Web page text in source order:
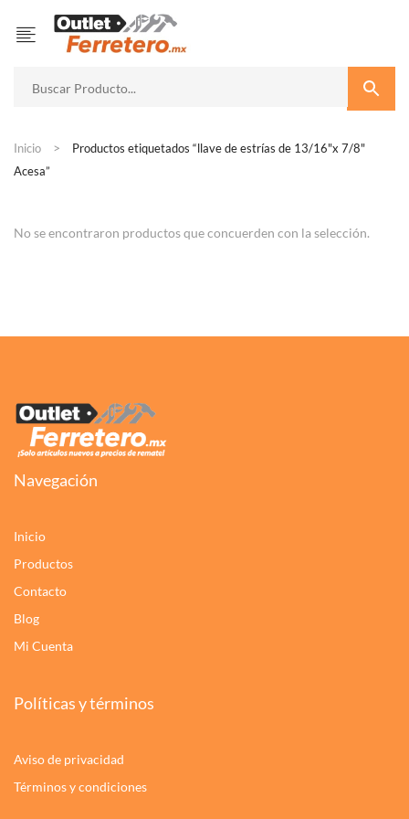
Inicio
Productos etiquetados “llave de estrías de 13/16"x 7/8"
Acesa”
No se encontraron productos que concuerden con la selección.
Navegación
Inicio
Productos
Contacto
Blog
Mi Cuenta
Políticas y términos
Aviso de privacidad
Términos y condiciones